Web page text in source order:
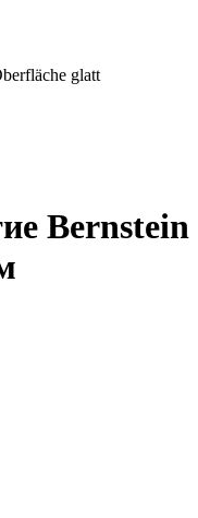
glatt
Bernstein